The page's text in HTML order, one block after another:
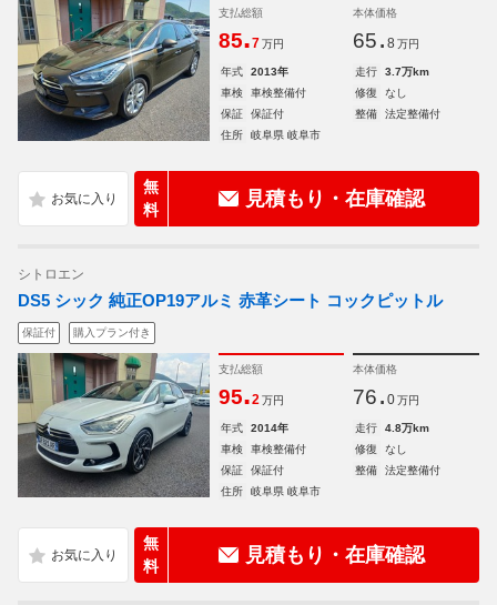
支払総額
85.7 万円
本体価格
65. 8 万円
年式 2013年 走行
3.7万km
車検
車検整備付 修復
なし
保証
保証付 整備
法定整備付
住所
岐阜県 岐阜市
無
料
見積もり・在庫確認
シトロエン
DS5 シック 純正OP19アルミ 赤革シート コックピットル
保証付 購入プラン付き
支払総額
95.2 万円
本体価格
76. 0 万円
年式 2014年 走行
4.8万km
車検
車検整備付 修復
なし
保証
保証付 整備
法定整備付
住所
岐阜県 岐阜市
無
料
見積もり・在庫確認